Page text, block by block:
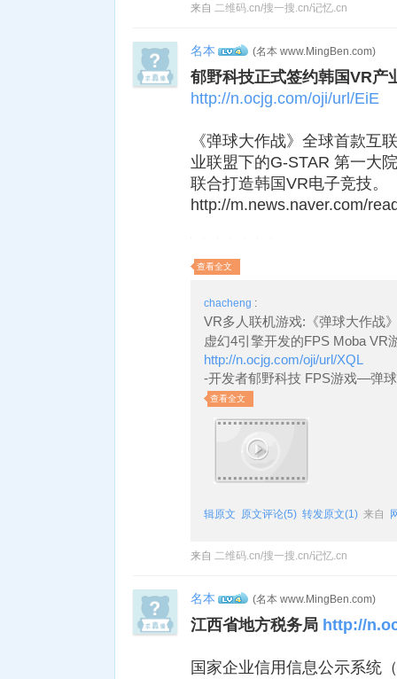
来自 二维码.cn/搜一搜.cn/记忆.cn
名本 4
(名本 www.MingBen.com)
郁野科技正式签约韩国VR产
http://n.ocjg.com/oji/url/EiE
《弹球大作战》全球首款互
业联盟下的G-STAR 第一大
联合打造韩国VR电子竞技。
http://m.news.naver.com/
查看全文
chacheng :
VR多人联机游戏:《弹球大作战
虚幻4引擎开发的FPS Moba VR
http://n.ocjg.com/oji/url/XQL
-开发者郁野科技 FPS游戏—弹
查看全文
辑原文 原文评论(5) 转发原文(1) 来自
来自 二维码.cn/搜一搜.cn/记忆.cn
名本 4
(名本 www.MingBen.com)
江西省地方税务局 http://
国家企业信用信息公示系统